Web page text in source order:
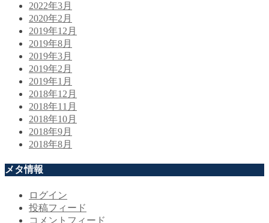
2022年3月
2020年2月
2019年12月
2019年8月
2019年3月
2019年2月
2019年1月
2018年12月
2018年11月
2018年10月
2018年9月
2018年8月
メタ情報
ログイン
投稿フィード
コメントフィード